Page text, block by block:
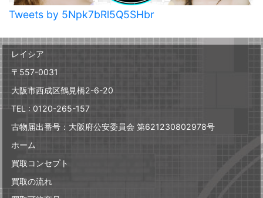
Tweets by 5Npk7bRl5Q5SHbr
レイシア
〒557-0031
大阪市西成区鶴見橋2-6-20
TEL : 0120-265-157
古物届出番号：大阪府公安委員会 第621230802978号
ホーム
買取コンセプト
買取の流れ